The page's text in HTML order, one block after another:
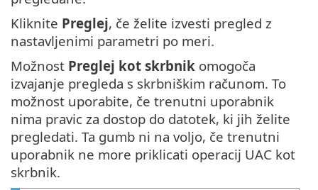
Kliknite Preglej, če želite izvesti pregled z
nastavljenimi parametri po meri.
Možnost Preglej kot skrbnik omogoča
izvajanje pregleda s skrbniškim računom. To
možnost uporabite, če trenutni uporabnik
nima pravic za dostop do datotek, ki jih želite
pregledati. Ta gumb ni na voljo, če trenutni
uporabnik ne more priklicati operacij UAC kot
skrbnik.